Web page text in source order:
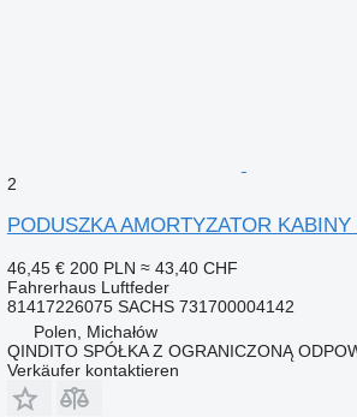
2
PODUSZKA AMORTYZATOR
46,45 € 200 PLN ≈ 43,40 CHF
Fahrerhaus Luftfeder
81417226075 SACHS 731700004142
Polen, Michałów
QINDITO SPÓŁKA Z OGRANICZONĄ
Verkäufer kontaktieren